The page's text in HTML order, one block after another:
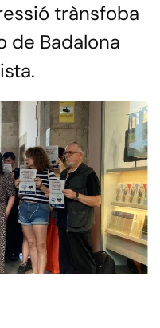
trànsfoba
de Badalona